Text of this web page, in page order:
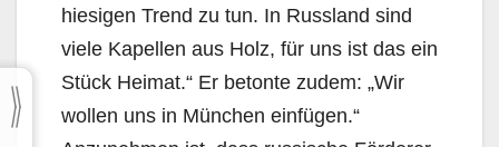
hiesigen Trend zu tun. In Russland sind
viele Kapellen aus Holz, für uns ist das ein
Stück Heimat.“ Er betonte zudem: „Wir
wollen uns in München einfügen.“